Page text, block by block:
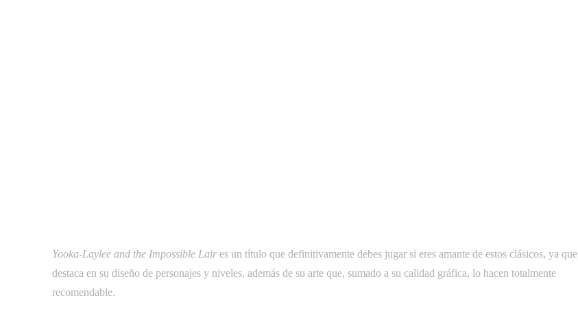
Yooka-Laylee and the Impossible Lair  es un título que definitivamente debes jugar si eres amante de estos clásicos, ya que
destaca en su diseño de personajes y niveles, además de su arte que, sumado a su calidad gráfica, lo hacen totalmente
recomendable.